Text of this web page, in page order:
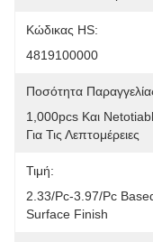
Κώδικας HS:
4819100000
Ποσότητα
1,000pcs Και
Για Τις Λεπτομέρειες
Τιμή:
2.33/pc-3.97/pc
Surface Finish